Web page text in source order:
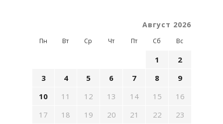
Август 2026
Пн Вт Ср Чт Пт Сб Вс
1
2
3
4 5 6 7 8
9
10
11 12 13 14 15
16
17
18 19 20 21 22
23